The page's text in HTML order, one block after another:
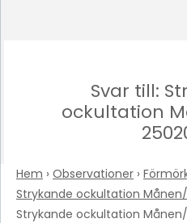
Svar till:
ockultation
Hem › Observationer ›
Strykande ockultation
Strykande ockultation